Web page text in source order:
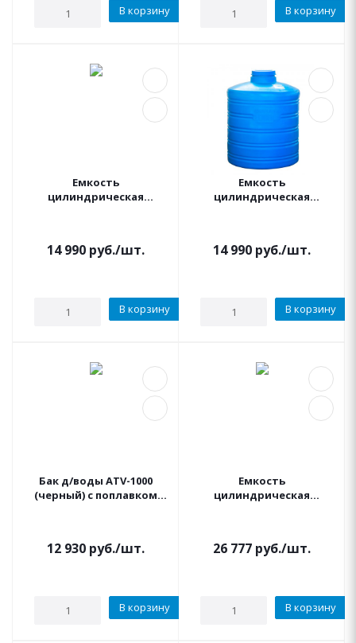
В корзину В корзину
Емкость
цилиндрическая
14 990 руб./шт.
В корзину
Емкость
цилиндрическая
14 990 руб./шт.
В корзину
Бак д/воды ATV-1000
(черный) с поплавком
12 930 руб./шт.
В корзину
Емкость
цилиндрическая
26 777 руб./шт.
В корзину